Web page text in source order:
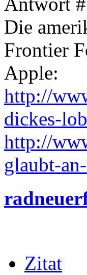
Die
Frontier
Apple:
http://
dickes-
http://
glaubt-
Zitat